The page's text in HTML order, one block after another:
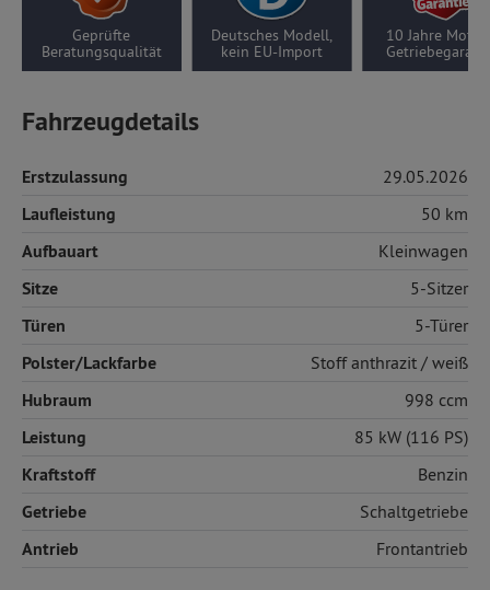
Deutsches Modell,
kein EU-Import
10 Jahre Motor-/
Getriebegarantie
Fahrzeugdetails
Erstzulassung 29.05.2026
Laufleistung 50 km
Aufbauart Kleinwagen
Sitze 5-Sitzer
Türen 5-Türer
Polster/Lackfarbe Stoffanthrazit / weiß
Hubraum 998 ccm
Leistung 85 kW (116 PS)
Kraftstoff Benzin
Getriebe Schaltgetriebe
Antrieb Frontantrieb